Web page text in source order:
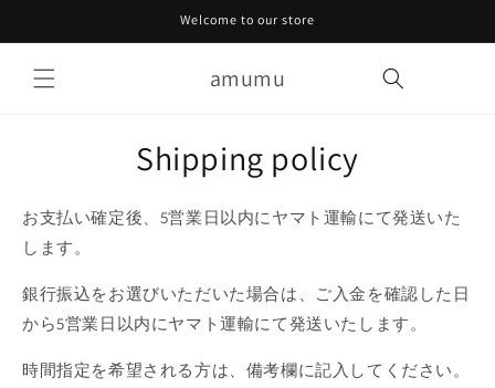
Welcome to our store
amumu
Shipping policy
お支払い確定後、5営業日以内にヤマト運輸にて発送いた
します。
銀行振込をお選びいただいた場合は、ご入金を確認した日
から5営業日以内にヤマト運輸にて発送いたします。
時間指定を希望される方は、備考欄に記入してください。